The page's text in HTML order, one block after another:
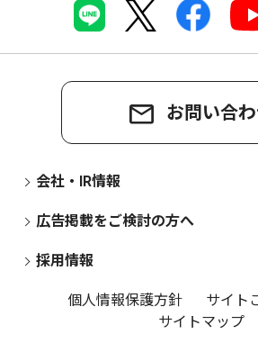
お問い合
会社・IR情報
広告掲載をご検討の方へ
採用情報
個人情報保護方針
サイト
サイトマップ